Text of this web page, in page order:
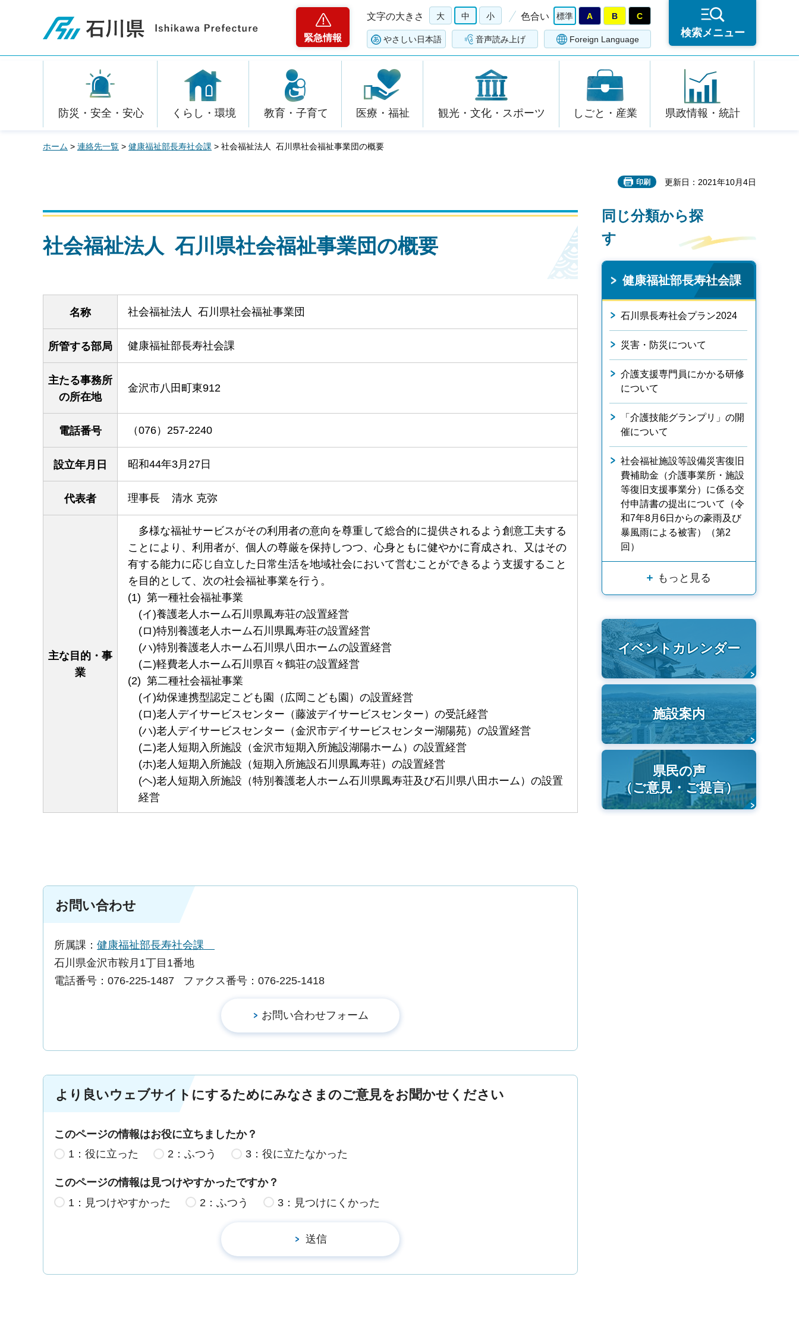
石川県
緊急情報
文字の大きさ 大 中 小 色合い 標準 A B C
やさしい日本語 音声読み上げ Foreign Language
検索メニュー
防災・安全・安心 くらし・環境 教育・子育て 医療・福祉 観光・文化・スポーツ しごと・産業 県政情報・統計
ホーム > 連絡先一覧 > 健康福祉部長寿社会課 > 社会福祉法人 石川県社会福祉事業団の概要
印刷 更新日：2021年10月4日
社会福祉法人 石川県社会福祉事業団の概要
名称 社会福祉法人 石川県社会福祉事業団
所管する部局 健康福祉部長寿社会課
主たる事務所
の所在地
金沢市八田町東912
電話番号 （076）257-2240
設立年月日 昭和44年3月27日
代表者 理事長 清水 克弥
主な目的・事
業
多様な福祉サービスがその利用者の意向を尊重して総合的に提供されるよう創意工夫する
ことにより、利用者が、個人の尊厳を保持しつつ、心身ともに健やかに育成され、又はその
有する能力に応じ自立した日常生活を地域社会において営むことができるよう支援すること
を目的として、次の社会福祉事業を行う。
(1) 第一種社会福祉事業
(イ)養護老人ホーム石川県鳳寿荘の設置経営
(ロ)特別養護老人ホーム石川県鳳寿荘の設置経営
(ハ)特別養護老人ホーム石川県八田ホームの設置経営
(ニ)軽費老人ホーム石川県百々鶴荘の設置経営
(2) 第二種社会福祉事業
(イ)幼保連携型認定こども園（広岡こども園）の設置経営
(ロ)老人デイサービスセンター（藤波デイサービスセンター）の受託経営
(ハ)老人デイサービスセンター（金沢市デイサービスセンター湖陽苑）の設置経営
(ニ)老人短期入所施設（金沢市短期入所施設湖陽ホーム）の設置経営
(ホ)老人短期入所施設（短期入所施設石川県鳳寿荘）の設置経営
(ヘ)老人短期入所施設（特別養護老人ホーム石川県鳳寿荘及び石川県八田ホーム）の設置
経営
お問い合わせ
所属課： 健康福祉部長寿社会課
石川県金沢市鞍月1丁目1番地
電話番号：076-225-1487
ファクス番号：076-225-1418
より良いウェブサイトにするためにみなさまのご意見をお聞かせください
このページの情報はお役に立ちましたか？
1：役に立った
2：ふつう 3：役に立たなかった
このページの情報は見つけやすかったですか？
1：見つけやすかった
2：ふつう 3：見つけにくかった
同じ分類から探
す
健康福祉部長寿社会課
石川県長寿社会プラン2024
災害・防災について
介護支援専門員にかかる研修
について
「介護技能グランプリ」の開
催について
社会福祉施設等設備災害復旧
費補助金（介護事業所・施設
等復旧支援事業分）に係る交
付申請書の提出について（令
和7年8月6日からの豪雨及び
暴風雨による被害）（第2
回）
もっと見る
イベントカレンダー
施設案内
県民の声
（ご意見・ご提言）